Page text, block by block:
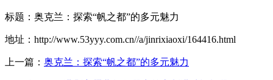
标题：奥克兰：探索“帆之都”的多元魅力
地址：http://www.53yyy.com.cn//a/jinrixiaoxi/164416.html
上一篇： 奥克兰：探索“帆之都”的多元魅力